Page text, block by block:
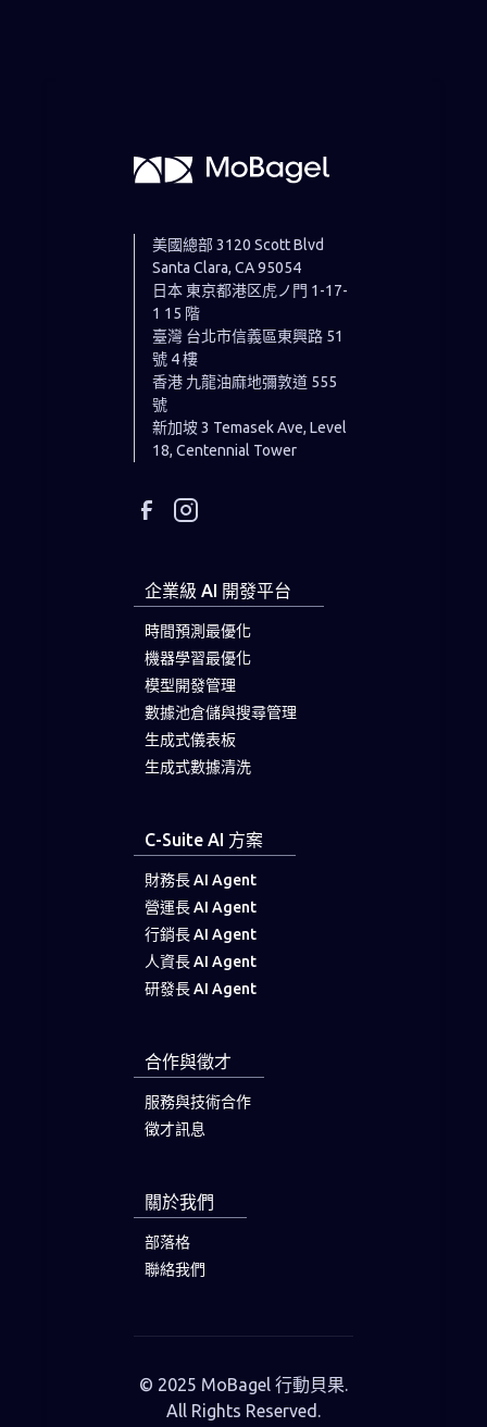
美國總部 3120 Scott Blvd
Santa Clara, CA 95054
日本 東京都港区虎ノ門 1-17-
1 15 階
臺灣 台北市信義區東興路 51
號 4 樓
香港 九龍油麻地彌敦道 555
號
新加坡 3 Temasek Ave, Level
18, Centennial Tower
企業級 AI 開發平台
時間預測最優化
機器學習最優化
模型開發管理
數據池倉儲與搜尋管理
生成式儀表板
生成式數據清洗
C-Suite AI 方案
財務長 AI Agent
營運長 AI Agent
行銷長 AI Agent
人資長 AI Agent
研發長 AI Agent
合作與徵才
服務與技術合作
徵才訊息
關於我們
部落格
聯絡我們
© 2025 MoBagel 行動貝果.
All Rights Reserved.